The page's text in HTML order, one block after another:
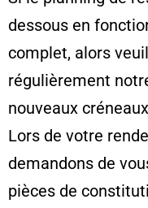
dessous en
complet, alors
régulièrement
nouveaux
Lors de votre
demandons de
pièces de